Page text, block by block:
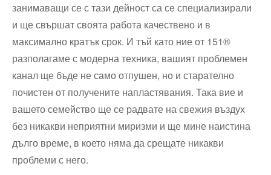
занимаващи се с тази дейност са се специализирали
и ще свършат своята работа качествено и в
максимално кратък срок. И тъй като ние от 151®
разполагаме с модерна техника, вашият проблемен
канал ще бъде не само отпушен, но и старателно
почистен от получените напластявания. Така вие и
вашето семейство ще се радвате на свежия въздух
без никакви неприятни миризми и ще мине наистина
дълго време, в което няма да срещате никакви
проблеми с него.